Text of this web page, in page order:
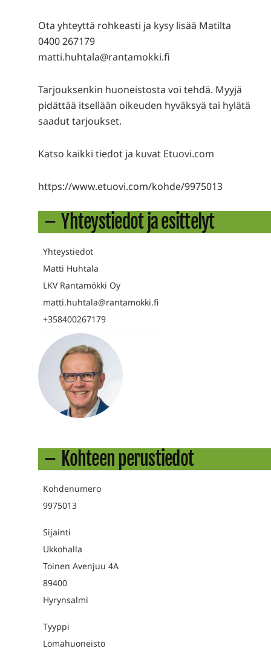
Ota yhteyttä rohkeasti ja kysy lisää Matilta
0400 267179
matti.huhtala@rantamokki.fi
Tarjouksenkin huoneistosta voi tehdä. Myyjä
pidättää itsellään oikeuden hyväksyä tai hylätä
saadut tarjoukset.
Katso kaikki tiedot ja kuvat Etuovi.com
https://www.etuovi.com/kohde/9975013
Yhteystiedot ja esittelyt
Yhteystiedot
Matti Huhtala
LKV Rantamökki Oy
matti.huhtala@rantamokki.fi
+358400267179
Kohteen perustiedot
Kohdenumero
9975013
Sijainti
Ukkohalla
Toinen Avenjuu 4A
89400
Hyrynsalmi
Tyyppi
Lomahuoneisto